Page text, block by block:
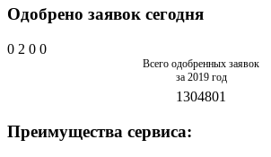
Одобрено заявок сегодня
0 2 0 0
Всего одобренных заявок
за 2019 год
1304801
Преимущества сервиса: